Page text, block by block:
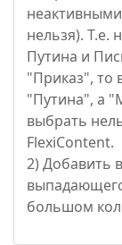
нельзя). Т.е.
Путина и
"Приказ", то
"Путина", а
выбрать
FlexiContent.
2) Добавить
большом